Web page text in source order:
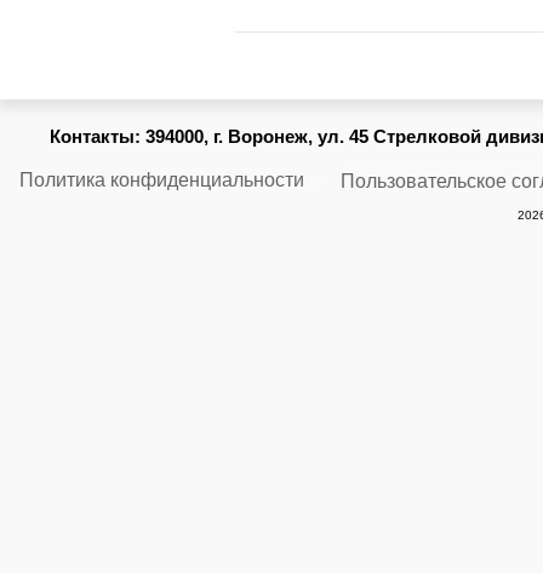
Контакты: 394000, г. Воронеж, ул. 45 Стрелковой
Политика конфиденциальности Пользовательское